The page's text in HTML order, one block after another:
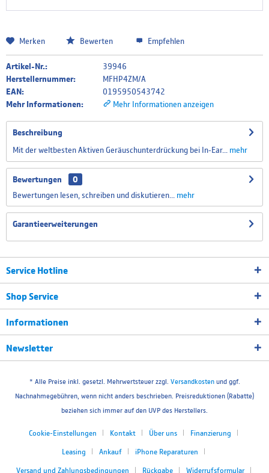
Merken Bewerten Empfehlen
Artikel-Nr.:
39946
Herstellernummer:
MFHP4ZM/A
EAN:
0195950543742
Mehr Informationen:
Mehr Informationen anzeigen
Beschreibung
Mit der weltbesten Aktiven Geräusch­unterdrückung bei In‑Ear... mehr
Bewertungen
0
Bewertungen lesen, schreiben und diskutieren... mehr
Garantieerweiterungen
Service Hotline
Shop Service
Informationen
Newsletter
* Alle Preise inkl. gesetzl. Mehrwertsteuer zzgl. Versandkostenund ggf.
Nachnahmegebühren, wenn nicht anders beschrieben. Preisreduktionen (Rabatte)
beziehen sich immer auf den UVP des Herstellers.
Cookie-Einstellungen Kontakt Über uns Finanzierung
Leasing Ankauf iPhone Reparaturen
Versand und Zahlungsbedingungen Rückgabe Widerrufsformular